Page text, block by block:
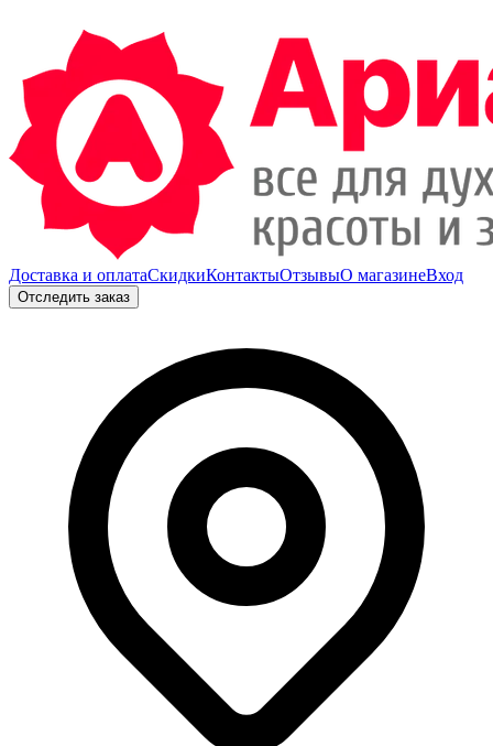
Доставка и оплатаСкидкиКонтактыОтзывыО магазинеВход
Отследить заказ